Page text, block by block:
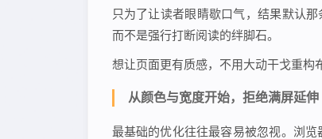
只为了让读者眼睛歇口气，结果默认
而不是强行打断阅读的绊脚石。
想让页面更有质感，不用大动干戈重构
从颜色与宽度开始，拒绝满屏延伸
最基础的优化往往最容易被忽视。浏